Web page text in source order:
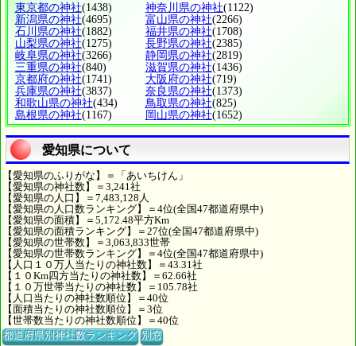
東京都の神社(1438) 神奈川県の神社(1122)
新潟県の神社(4695) 富山県の神社(2266)
石川県の神社(1882) 福井県の神社(1708)
山梨県の神社(1275) 長野県の神社(2385)
岐阜県の神社(3266) 静岡県の神社(2819)
三重県の神社(840) 滋賀県の神社(1436)
京都府の神社(1741) 大阪府の神社(719)
兵庫県の神社(3837) 奈良県の神社(1373)
和歌山県の神社(434) 鳥取県の神社(825)
島根県の神社(1167) 岡山県の神社(1652)
愛知県について
【愛知県のふりがな】＝「あいちけん」
【愛知県の神社数】＝3,241社
【愛知県の人口】＝7,483,128人
【愛知県の人口数ランキング】＝4位(全国47都道府県中)
【愛知県の面積】＝5,172.48平方Km
【愛知県の面積ランキング】＝27位(全国47都道府県中)
【愛知県の世帯数】＝3,063,833世帯
【愛知県の世帯数ランキング】＝4位(全国47都道府県中)
【人口１０万人当たりの神社数】＝43.31社
【１０Km四方当たりの神社数】＝62.66社
【１０万世帯当たりの神社数】＝105.78社
【人口当たりの神社数順位】＝40位
【面積当たりの神社数順位】＝3位
【世帯数当たりの神社数順位】＝40位
都道府県別神社数ランキング 別窓